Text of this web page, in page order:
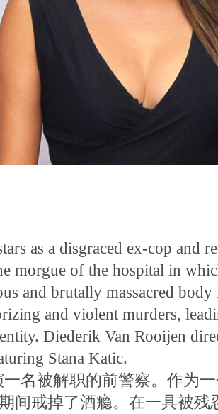
as a disgraced ex-cop and
morgue of the hospital in
and brutally massacred
and violent murders,
Diederik Van Rooijen
Stana Katic.
一名被解职的前警察。作为
间戒掉了酒瘾。在一具被残